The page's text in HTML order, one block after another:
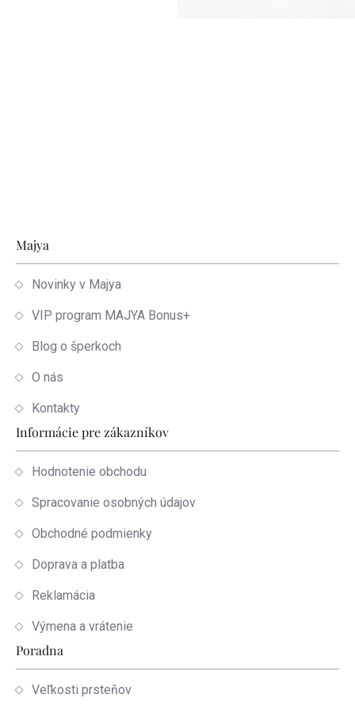
Zápätie
Majya
Novinky v Majya
VIP program MAJYA Bonus+
Blog o šperkoch
O nás
Kontakty
Informácie pre zákazníkov
Hodnotenie obchodu
Spracovanie osobných údajov
Obchodné podmienky
Doprava a platba
Reklamácia
Výmena a vrátenie
Poradna
Veľkosti prsteňov